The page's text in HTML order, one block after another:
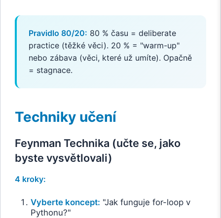
Pravidlo 80/20: 80 % času = deliberate
practice (těžké věci). 20 % = "warm-up"
nebo zábava (věci, které už umíte). Opačně
= stagnace.
Techniky učení
Feynman Technika (učte se, jako
byste vysvětlovali)
4 kroky:
Vyberte koncept: "Jak funguje for-loop v
Pythonu?"